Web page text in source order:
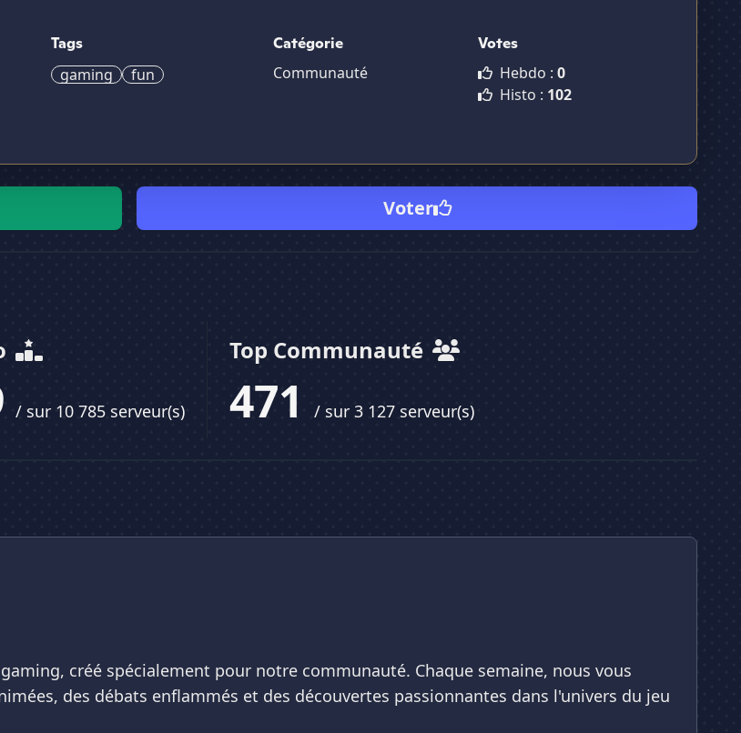
Tags
gaming fun
Catégorie
Communauté
Votes
Hebdo :0
Histo : 102
Voter
/ sur 10 785 serveur(s)
Top Communauté
471 / sur 3 127 serveur(s)
créé spécialement pour notre communauté. Chaque semaine, nous vous
des débats enflammés et des découvertes passionnantes dans l'univers du jeu